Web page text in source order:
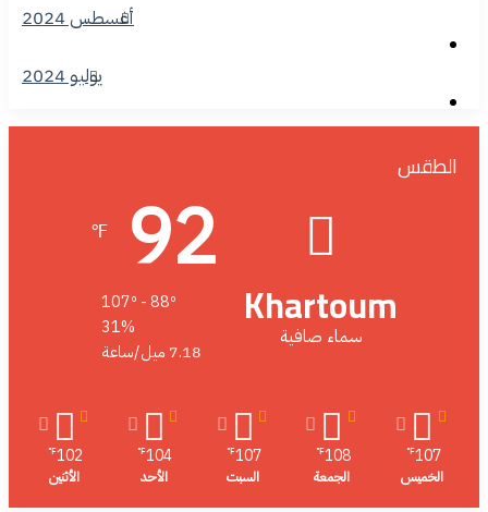
أغسطس 2024
يوليو 2024
الطقس
Khartoum
سماء صافية
92
℉
107º - 88º
31%
7.18 ميل/ساعة
107
℉
الخميس
108
℉
الجمعة
107
℉
السبت
104
℉
الأحد
102
℉
الأثنين